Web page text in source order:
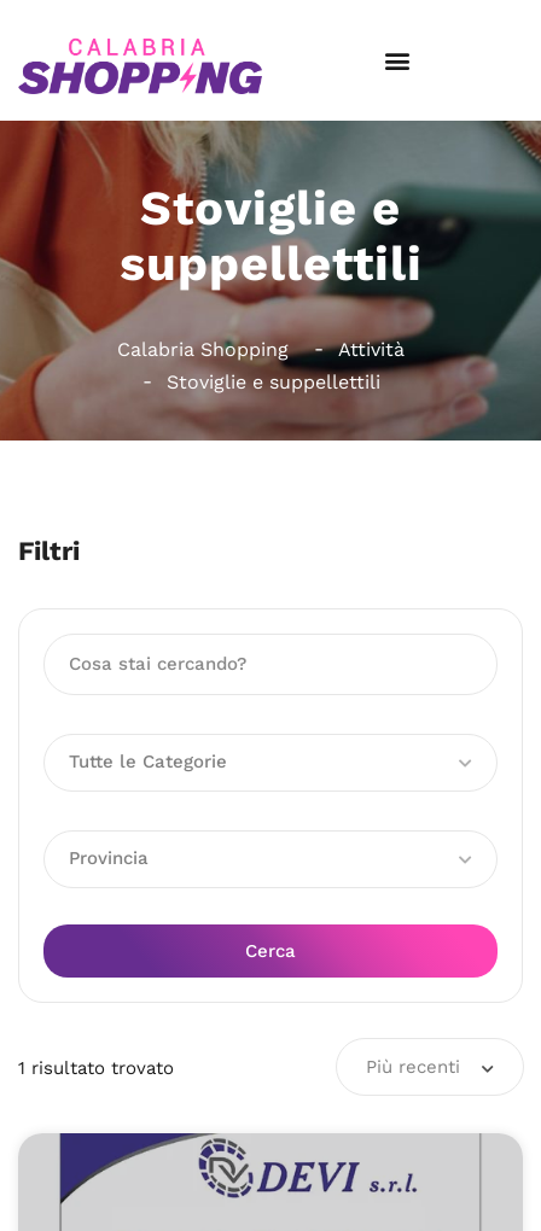
Stoviglie e
suppellettili
Calabria Shopping
Attività
Stoviglie e suppellettili
Filtri
Tutte le Categorie
Provincia
Cerca
1 risultato trovato Più recenti